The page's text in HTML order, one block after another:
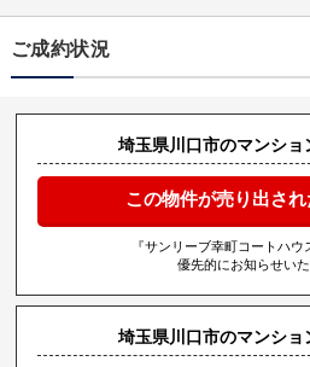
ご成約状況
埼玉県川口市のマンショ
この物件が売り出され
『サンリーブ幸町コートハ
優先的にお知らせいた
埼玉県川口市のマンショ